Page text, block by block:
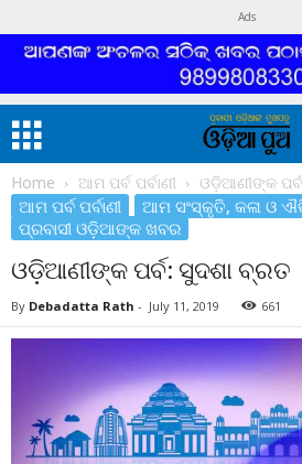
Ads
Home ଆମ ପର୍ବ ପର୍ବାଣୀ ଓଡ଼ିଆଣୀଙ୍କ
ଆମ ପର୍ବ ପର୍ବାଣୀ ଆମ ସଂସ୍କୃତି, କଳା ଓ
ପ୍ରବାସୀ ଓଡ଼ିଆଙ୍କ ଖବର
ଓଡ଼ିଆଣୀଙ୍କ ପର୍ବ: ସୁଦଶା ବ୍ରତ
By Debadatta Rath - July 11, 2019 661